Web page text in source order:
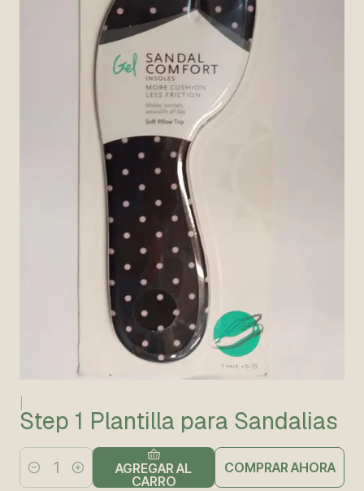
Step 1 Plantilla para Sandalias
Cantidad
AGREGAR AL
CARRO
COMPRAR AHORA